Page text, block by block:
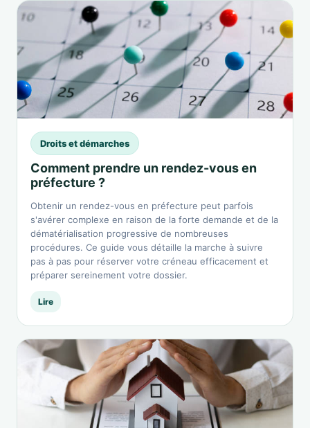
Droits et démarches
Comment prendre un rendez-vous en
préfecture ?
Obtenir un rendez-vous en préfecture peut parfois
s'avérer complexe en raison de la forte demande et de la
dématérialisation progressive de nombreuses
procédures. Ce guide vous détaille la marche à suivre
pas à pas pour réserver votre créneau efficacement et
préparer sereinement votre dossier.
Lire